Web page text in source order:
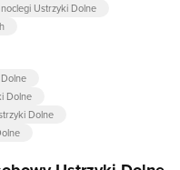
Ustrzyki Dolne
Dolne
Dolne